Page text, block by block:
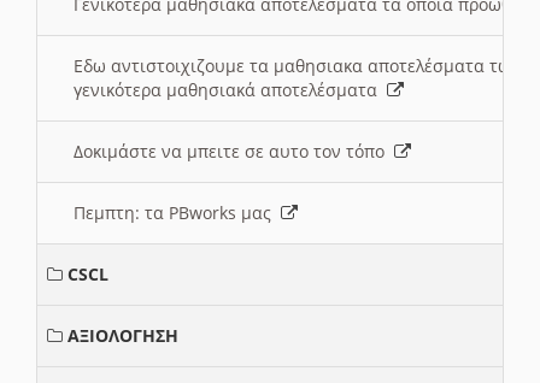
Εδω αντιστοιχιζουμε τα μαθησιακα αποτελέσματα
γενικότερα μαθησιακά αποτελέσματα
Δοκιμάστε να μπειτε σε αυτο τον τόπο
Πεμπτη: τα PBworks μας
CSCL
ΑΞΙΟΛΟΓΗΣΗ